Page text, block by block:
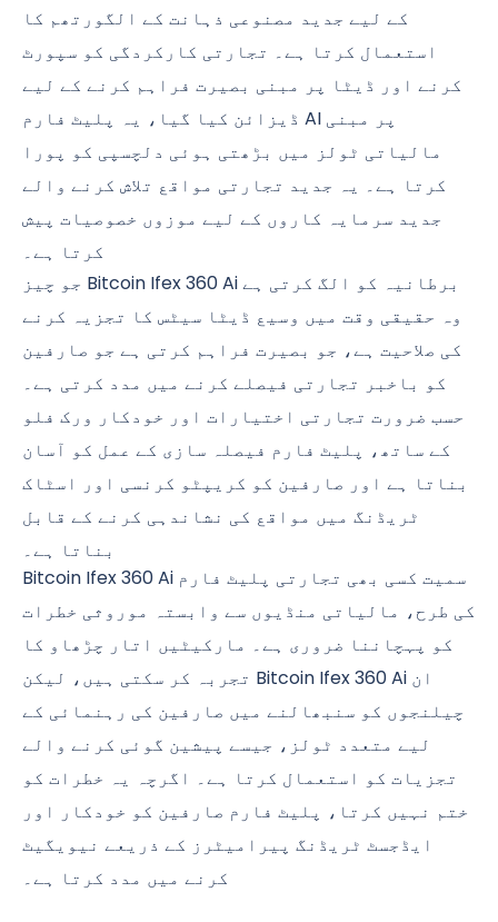
کے لیے جدید مصنوعی ذہانت کے الگورتھم کا
استعمال کرتا ہے۔ تجارتی کارکردگی کو سپورٹ
کرنے اور ڈیٹا پر مبنی بصیرت فراہم کرنے کے لیے
ڈیزائن کیا گیا، یہ پلیٹ فارم AI پر مبنی
مالیاتی ٹولز میں بڑھتی ہوئی دلچسپی کو پورا
کرتا ہے۔ یہ جدید تجارتی مواقع تلاش کرنے والے
جدید سرمایہ کاروں کے لیے موزوں خصوصیات پیش
کرتا ہے۔
جو چیز Bitcoin Ifex 360 Ai برطانیہ کو الگ کرتی ہے
وہ حقیقی وقت میں وسیع ڈیٹا سیٹس کا تجزیہ کرنے
کی صلاحیت ہے، جو بصیرت فراہم کرتی ہے جو صارفین
کو باخبر تجارتی فیصلے کرنے میں مدد کرتی ہے۔
حسب ضرورت تجارتی اختیارات اور خودکار ورک فلو
کے ساتھ، پلیٹ فارم فیصلہ سازی کے عمل کو آسان
بناتا ہے اور صارفین کو کریپٹو کرنسی اور اسٹاک
ٹریڈنگ میں مواقع کی نشاندہی کرنے کے قابل
بناتا ہے۔
Bitcoin Ifex 360 Ai سمیت کسی بھی تجارتی پلیٹ فارم
کی طرح، مالیاتی منڈیوں سے وابستہ موروثی خطرات
کو پہچاننا ضروری ہے۔ مارکیٹیں اتار چڑھاو کا
تجربہ کر سکتی ہیں، لیکن Bitcoin Ifex 360 Ai ان
چیلنجوں کو سنبھالنے میں صارفین کی رہنمائی کے
لیے متعدد ٹولز، جیسے پیشین گوئی کرنے والے
تجزیات کو استعمال کرتا ہے۔ اگرچہ یہ خطرات کو
ختم نہیں کرتا، پلیٹ فارم صارفین کو خودکار اور
ایڈجسٹ ٹریڈنگ پیرامیٹرز کے ذریعے نیویگیٹ
کرنے میں مدد کرتا ہے۔